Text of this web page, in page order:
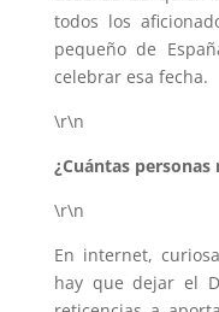
todos los
pequeño de
celebrar esa fecha.
\r\n
¿Cuántas
\r\n
En internet,
hay que dejar el